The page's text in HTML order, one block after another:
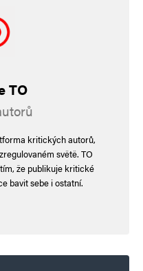
TO
kritických autorů,
světě. TO
že publikuje kritické
bavit sebe i ostatní.